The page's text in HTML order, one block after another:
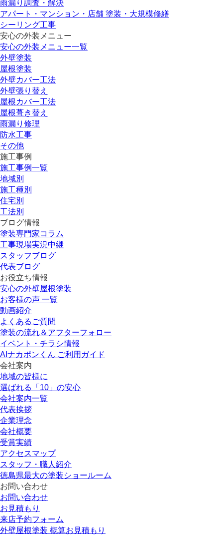
雨漏り調査・解決
アパート・マンション・店舗 塗装・大規模修繕
シーリング工事
安心の外装メニュー
安心の外装メニュー一覧
外壁塗装
屋根塗装
外壁カバー工法
外壁張り替え
屋根カバー工法
屋根葺き替え
雨漏り修理
防水工事
その他
施工事例
施工事例一覧
地域別
施工種別
住宅別
工法別
ブログ情報
塗装専門家コラム
工事現場実況中継
スタッフブログ
代表ブログ
お役立ち情報
安心の外壁屋根塗装
お客様の声 一覧
動画紹介
よくあるご質問
塗装の流れ＆アフターフォロー
イベント・チラシ情報
AIナカポンくん ご利用ガイド
会社案内
地域の皆様に
選ばれる「10」の安心
会社案内一覧
代表挨拶
企業理念
会社概要
受賞実績
アクセスマップ
スタッフ・職人紹介
徳島県最大の塗装ショールーム
お問い合わせ
お問い合わせ
お見積もり
来店予約フォーム
外壁屋根塗装 概算お見積もり